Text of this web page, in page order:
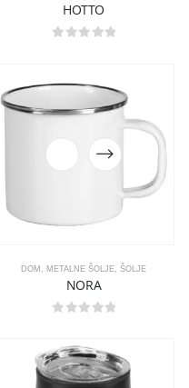
HOTTO
DOM METALNE ŠOLJE ŠOLJE
NORA